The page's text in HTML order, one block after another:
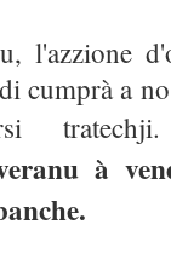
l'azzione
cumprà a
à